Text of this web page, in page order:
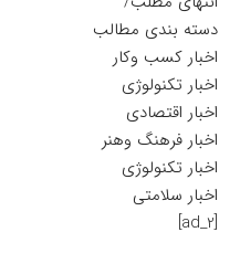
دسته بندی مطالب
اخبار کسب وکار
اخبار تکنولوژی
اخبار اقتصادی
اخبار فرهنگ وهنر
اخبار تکنولوژی
اخبار سلامتی
[ad_2]